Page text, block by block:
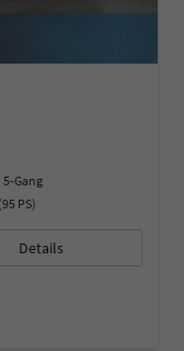
5-Gang
PS)
Details